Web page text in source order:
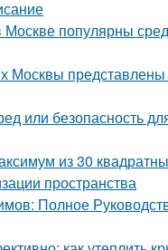
Москве популярны
Москвы
или безопасность
из 30
пространства
Полное